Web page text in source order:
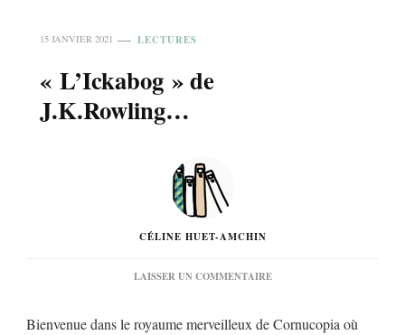
15 JANVIER 2021 LECTURES
« L’Ickabog » de
J.K.Rowling…
CÉLINE HUET-AMCHIN
LAISSER UN COMMENTAIRESUR
J.K.ROWLING…
Bienvenue dans le royaume merveilleux de Cornucopia où